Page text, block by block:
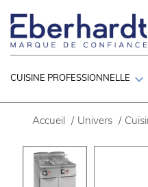
CUISINE PROFESSIONNELLE 
Accueil / Univers /